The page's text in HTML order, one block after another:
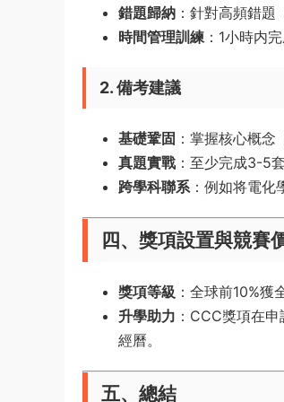
錯題歸納 ：針對高頻錯
時間管理訓練：1小時内
2. 備考建議
基礎鞏固 ：掌握核心概
真題實戰 ：至少完成3-5
跨學科聯系：例如将電化
四、獎項設置與競賽
獎項等級 ：全球前10%
升學助力 ：CCC獎項在
經曆。
五、 總結